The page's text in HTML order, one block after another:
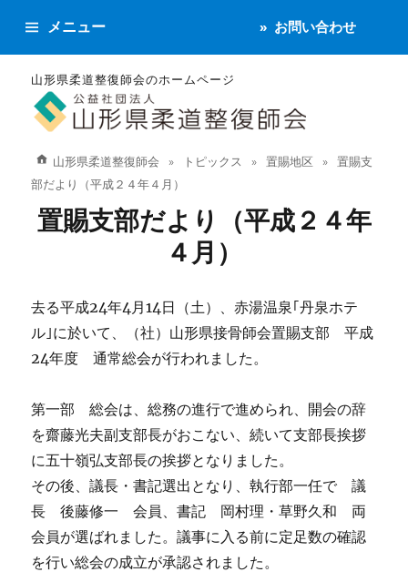
山形県柔道整復師会のホームページ
メニュー お問い合わせ
山形県柔道整復師会 トピックス 置賜地区
置賜支
部だより（平成２４年４月）
置賜支部だより（平成２４年
４月）
去る平成24年4月14日（土）、赤湯温泉｢丹泉ホテ
ル｣に於いて、（社）山形県接骨師会置賜支部 平成
24年度 通常総会が行われました。
第一部 総会は、総務の進行で進められ、開会の辞
を齋藤光夫副支部長がおこない、続いて支部長挨拶
に五十嶺弘支部長の挨拶となりました。
その後、議長・書記選出となり、執行部一任で 議
長 後藤修一 会員、書記 岡村理・草野久和 両
会員が選ばれました。議事に入る前に定足数の確認
を行い総会の成立が承認されました。